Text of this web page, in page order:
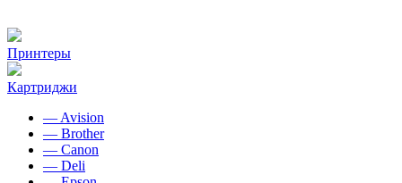
Принтеры
Картриджи
— Avision
— Brother
— Canon
— Deli